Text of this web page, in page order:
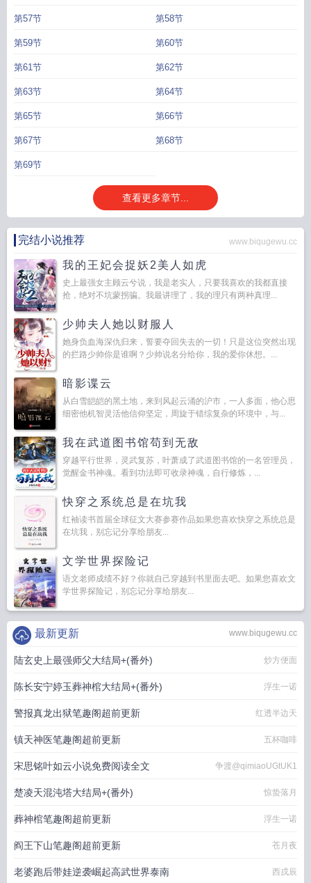
第57节 第58节
第59节 第60节
第61节 第62节
第63节 第64节
第65节 第66节
第67节 第68节
第69节
查看更多章节...
完结小说推荐 www.biqugewu.cc
我的王妃会捉妖2美人如虎
史上最强女主顾云兮说，我是老实人，只要我喜欢的我都直接
抢，绝对不坑蒙拐骗。我最讲理了，我的理只有两种真理...
少帅夫人她以财服人
她身负血海深仇归来，誓要夺回失去的一切！只是这位突然出现
的拦路少帅你是谁啊？少帅说名分给你，我的爱你休想。...
暗影谍云
从白雪皑皑的黑土地，来到风起云涌的沪市，一人多面，他心思
细密他机智灵活他信仰坚定，周旋于错综复杂的环境中，与...
我在武道图书馆苟到无敌
穿越平行世界，灵武复苏，叶萧成了武道图书馆的一名管理员，
觉醒金书神魂。看到功法即可收录神魂，自行修炼，...
快穿之系统总是在坑我
红袖读书首届全球征文大赛参赛作品如果您喜欢快穿之系统总是
在坑我，别忘记分享给朋友...
文学世界探险记
语文老师成绩不好？你就自己穿越到书里面去吧。如果您喜欢文
学世界探险记，别忘记分享给朋友...
www.biqugewu.cc
最新更新
陆玄史上最强师父大结局+(番外) 炒方便面
陈长安宁婷玉葬神棺大结局+(番外) 浮生一诺
警报真龙出狱笔趣阁超前更新 红透半边天
镇天神医笔趣阁超前更新 五杯咖啡
宋思铭叶如云小说免费阅读全文 争渡@qimiaoUGtUK1
楚凌天混沌塔大结局+(番外) 惊蛰落月
葬神棺笔趣阁超前更新 浮生一诺
阎王下山笔趣阁超前更新 苍月夜
老婆跑后带娃逆袭崛起高武世界泰南 西戌辰